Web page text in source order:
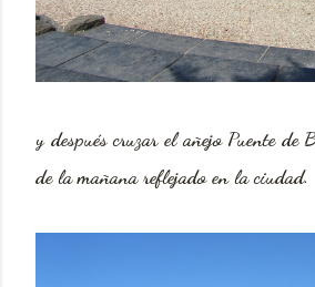
y después cruzar el añejo Puente de
de lamañana reflejado en la ciudad.